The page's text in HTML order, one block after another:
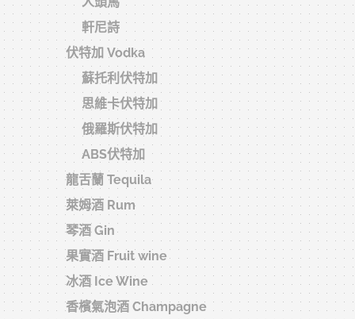
軒尼詩
伏特加 Vodka
蘇托利伏特加
思維卡伏特加
俄羅斯伏特加
ABS伏特加
龍舌蘭 Tequila
萊姆酒 Rum
琴酒 Gin
果實酒 Fruit wine
冰酒 Ice Wine
香檳氣泡酒 Champagne
威士忌怎
清酒種類
洋酒保存
佳品洋行
忌紅酒清
桃園中壢
士忌、紅
婚宴用酒
實惠，現
佳品洋行
宴用酒、
送禮洋酒
士忌
收藏級威